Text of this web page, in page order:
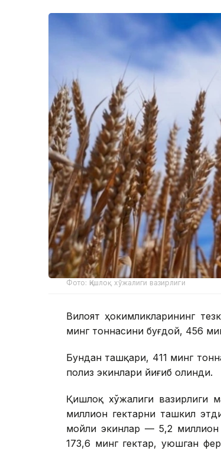
Фото: Қишлоқ хўжалиги вазирлиги
Вилоят ҳокимликларининг
минг тоннасини буғдой, 456
Бундан ташқари, 411 минг
полиз экинлари йиғиб олинди.
Қишлоқ хўжалиги вазирлиги
миллион гектарни ташкил
мойли экинлар — 5,2
173,6 минг гектар, уюшган